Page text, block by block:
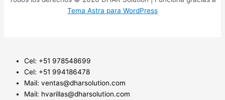
Tema Astra para WordPress
Cel: +51 978548699
Cel: +51 994186478
Mail: ventas@dharsolution.com
Mail: hvarillas@dharsolution.com